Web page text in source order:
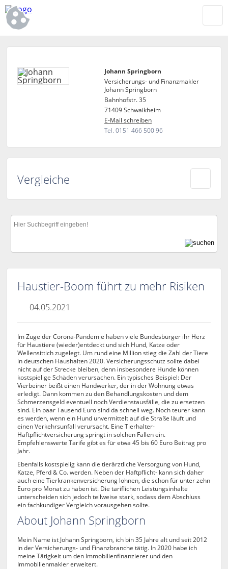
Johann Springborn
Versicherungs- und Finanzmakler
Johann Springborn
Bahnhofstr. 35
71409 Schwaikheim
E-Mail schreiben
Tel. 0151 466 500 96
Vergleiche
Haustier-Boom führt zu mehr Risiken
04.05.2021
Im Zuge der Corona-Pandemie haben viele Bundesbürger ihr Herz
für Haustiere (wieder)entdeckt und sich Hund, Katze oder
Wellensittich zugelegt. Um rund eine Million stieg die Zahl der Tiere
in deutschen Haushalten 2020. Versicherungsschutz sollte dabei
nicht auf der Strecke bleiben, denn insbesondere Hunde können
kostspielige Schäden verursachen. Ein typisches Beispiel: Der
Vierbeiner beißt einen Handwerker, der in der Wohnung etwas
erledigt. Dann kommen zu den Behandlungskosten und dem
Schmerzensgeld eventuell noch Verdienstausfälle, die zu ersetzen
sind. Ein paar Tausend Euro sind da schnell weg. Noch teurer kann
es werden, wenn ein Hund unvermittelt auf die Straße läuft und
einen Verkehrsunfall verursacht. Eine Tierhalter-
Haftpflichtversicherung springt in solchen Fällen ein.
Empfehlenswerte Tarife gibt es für etwa 45 bis 60 Euro Beitrag pro
Jahr.
Ebenfalls kostspielig kann die tierärztliche Versorgung von Hund,
Katze, Pferd & Co. werden. Neben der Haftpflicht- kann sich daher
auch eine Tierkrankenversicherung lohnen, die schon für unter zehn
Euro pro Monat zu haben ist. Die tariflichen Leistungsinhalte
unterscheiden sich jedoch teilweise stark, sodass dem Abschluss
ein fachkundiger Vergleich vorausgehen sollte.
About Johann Springborn
Mein Name ist Johann Springborn, ich bin 35 Jahre alt und seit 2012
in der Versicherungs- und Finanzbranche tätig. In 2020 habe ich
meine Tätigkeit um den Immobilienfinanzierer und den
Immobilienmakler erweitert.